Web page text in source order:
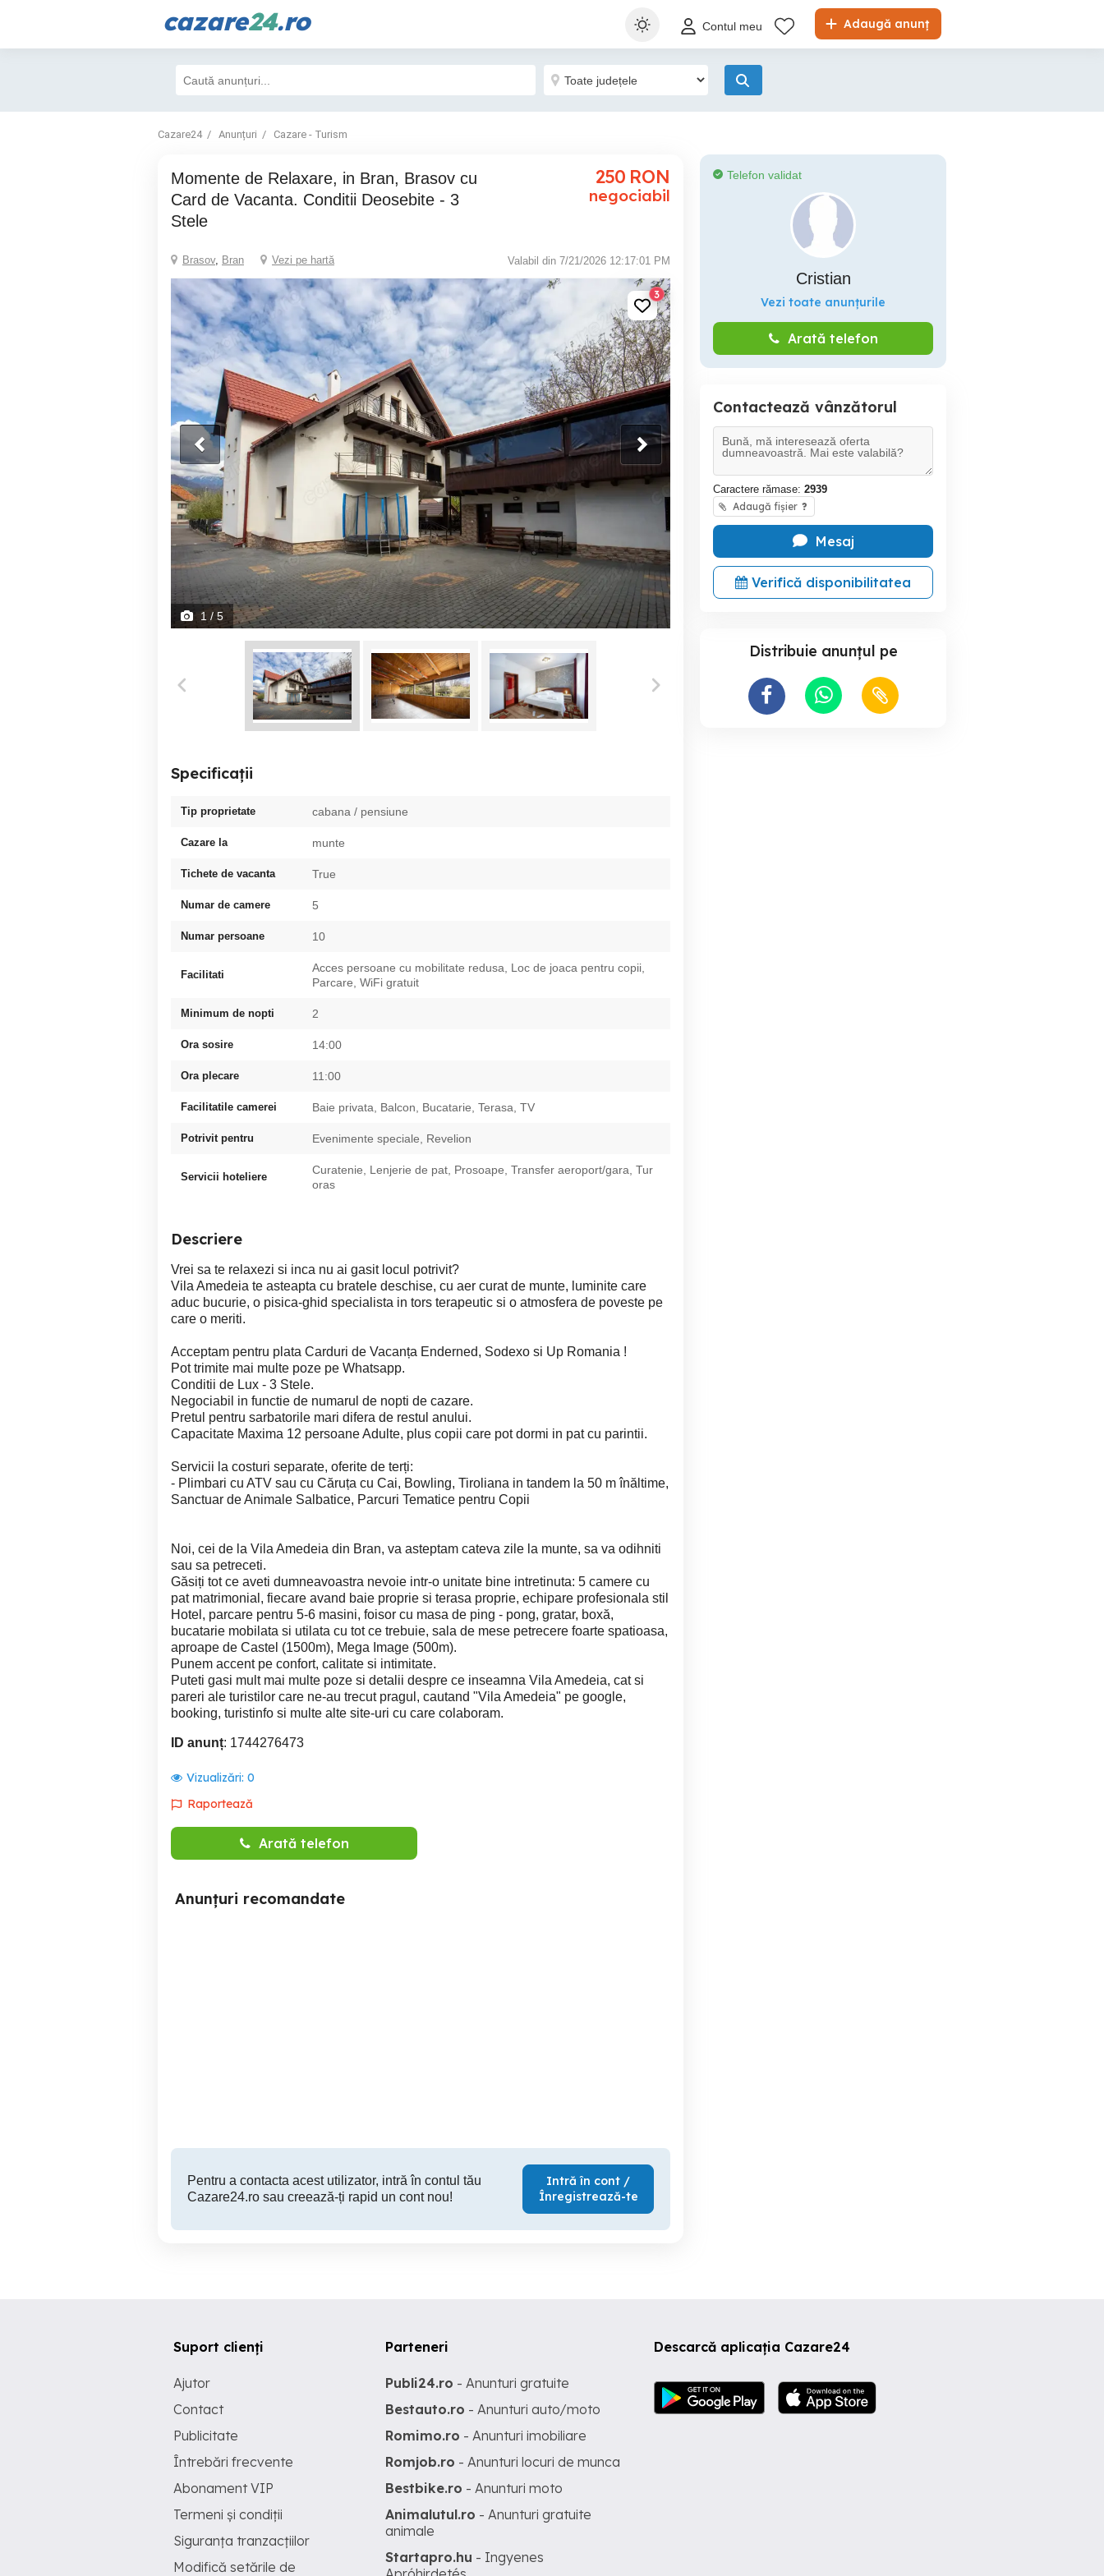
cazare24.ro Adaugă anunț
Contul meu
Cazare24 Anunțuri Cazare - Turism
Momente de Relaxare, in Bran, Brasov cu
Card de Vacanta. Conditii Deosebite - 3
Stele
250 RON
negociabil
Brasov, Bran Vezi pe hartă Valabil din 7/21/2026 12:17:01 PM
3
1 / 5
Specificații
Tip proprietate cabana / pensiune
Cazare la munte
Tichete de vacanta True
Numar de camere 5
Numar persoane 10
Facilitati
Acces persoane cu mobilitate redusa, Loc de joaca pentru copii,
Parcare, WiFi gratuit
Minimum de nopti 2
Ora sosire 14:00
Ora plecare 11:00
Facilitatile camerei Baie privata, Balcon, Bucatarie, Terasa, TV
Potrivit pentru Evenimente speciale, Revelion
Servicii hoteliere
Curatenie, Lenjerie de pat, Prosoape, Transfer aeroport/gara, Tur
oras
Descriere
Vrei sa te relaxezi si inca nu ai gasit locul potrivit?
Vila Amedeia te asteapta cu bratele deschise, cu aer curat de munte, luminite care
aduc bucurie, o pisica-ghid specialista in tors terapeutic si o atmosfera de poveste pe
care o meriti.
Acceptam pentru plata Carduri de Vacanța Enderned, Sodexo si Up Romania !
Pot trimite mai multe poze pe Whatsapp.
Conditii de Lux - 3 Stele.
Negociabil in functie de numarul de nopti de cazare.
Pretul pentru sarbatorile mari difera de restul anului.
Capacitate Maxima 12 persoane Adulte, plus copii care pot dormi in pat cu parintii.
Servicii la costuri separate, oferite de terți:
- Plimbari cu ATV sau cu Căruța cu Cai, Bowling, Tiroliana in tandem la 50 m înăltime,
Sanctuar de Animale Salbatice, Parcuri Tematice pentru Copii
Noi, cei de la Vila Amedeia din Bran, va asteptam cateva zile la munte, sa va odihniti
sau sa petreceti.
Găsiți tot ce aveti dumneavoastra nevoie intr-o unitate bine intretinuta: 5 camere cu
pat matrimonial, fiecare avand baie proprie si terasa proprie, echipare profesionala stil
Hotel, parcare pentru 5-6 masini, foisor cu masa de ping - pong, gratar, boxă,
bucatarie mobilata si utilata cu tot ce trebuie, sala de mese petrecere foarte spatioasa,
aproape de Castel (1500m), Mega Image (500m).
Punem accent pe confort, calitate si intimitate.
Puteti gasi mult mai multe poze si detalii despre ce inseamna Vila Amedeia, cat si
pareri ale turistilor care ne-au trecut pragul, cautand "Vila Amedeia" pe google,
booking, turistinfo si multe alte site-uri cu care colaboram.
ID anunț: 1744276473
Vizualizări: 0
Raportează
Arată telefon
Anunțuri recomandate
Pentru a contacta acest utilizator, intră în contul tău
Cazare24.ro sau creează-ți rapid un cont nou!
Intră în cont /
Înregistrează-te
Telefon validat
Cristian
Vezi toate anunțurile
Arată telefon
Contactează vânzătorul
Caractere rămase: 2939
Adaugă fișier ?
Mesaj
Verifică disponibilitatea
Distribuie anunțul pe
Descarcă aplicația Cazare24
Suport clienți
Ajutor
Contact
Publicitate
Întrebări frecvente
Abonament VIP
Termeni și condiții
Siguranța tranzacțiilor
Modifică setările de
Parteneri
Publi24.ro - Anunturi gratuite
Bestauto.ro - Anunturi auto/moto
Romimo.ro - Anunturi imobiliare
Romjob.ro - Anunturi locuri de munca
Bestbike.ro - Anunturi moto
Animalutul.ro - Anunturi gratuite
animale
Startapro.hu - Ingyenes